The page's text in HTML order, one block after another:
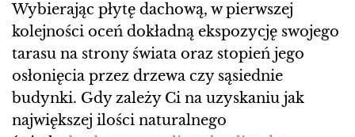
Wybierając płytę dachową, w pierwszej
kolejności oceń dokładną ekspozycję swojego
tarasu na strony świata oraz stopień jego
osłonięcia przez drzewa czy sąsiednie
budynki. Gdy zależy Ci na uzyskaniu jak
największej ilości naturalnego